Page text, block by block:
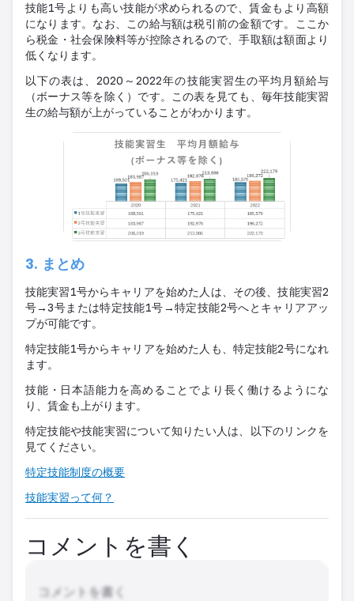
技能1号よりも高い技能が求められるので、賃金もより高額
になります。なお、この給与額は税引前の金額です。ここか
ら税金・社会保険料等が控除されるので、手取額は額面より
低くなります。
以下の表は、2020～2022年の技能実習生の平均月額給与
（ボーナス等を除く）です。この表を見ても、毎年技能実習
生の給与額が上がっていることがわかります。
3. まとめ
技能実習1号からキャリアを始めた人は、その後、技能実習2
号→3号または特定技能1号→特定技能2号へとキャリアアッ
プが可能です。
特定技能1号からキャリアを始めた人も、特定技能2号になれ
ます。
技能・日本語能力を高めることでより長く働けるようにな
り、賃金も上がります。
特定技能や技能実習について知りたい人は、以下のリンクを
見てください。
特定技能制度の概要
技能実習って何？
コメントを書く
コメントを書く